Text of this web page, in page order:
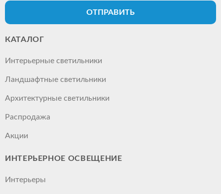
ОТПРАВИТЬ
КАТАЛОГ
Интерьерные светильники
Ландшафтные светильники
Архитектурные светильники
Распродажа
Акции
ИНТЕРЬЕРНОЕ ОСВЕЩЕНИЕ
Интерьеры